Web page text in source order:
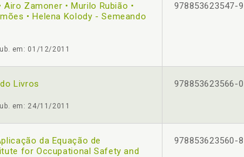
Zamoner • Murilo Rubião •
• Helena Kolody - Semeando
em: 01/12/2011
978853623547-9
Livros
em: 24/11/2011
978853623566-0
da Equação de
for Occupational Safety and
978853623560-8